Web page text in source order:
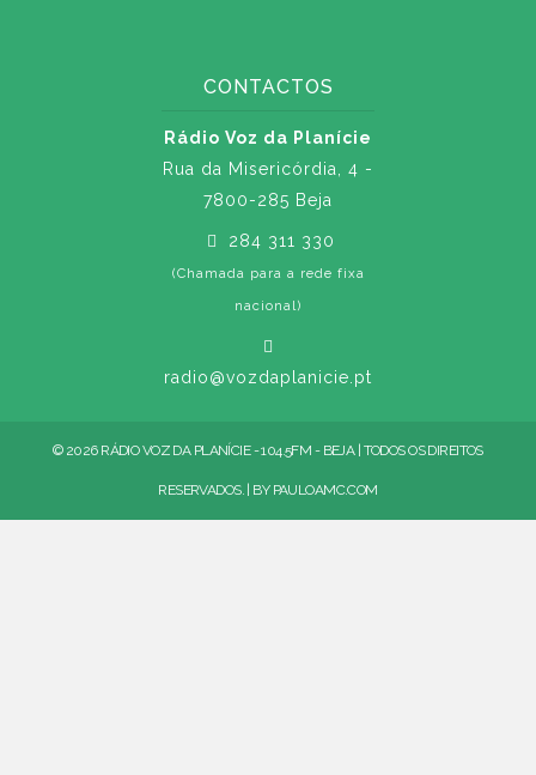
CONTACTOS
Rádio Voz da Planície
Rua da Misericórdia, 4 -
7800-285 Beja
284 311 330
(Chamada para a rede fixa
nacional)
radio@vozdaplanicie.pt
© 2026 RÁDIO VOZ DA PLANÍCIE - 104.5FM - BEJA | TODOS OS DIREITOS
RESERVADOS. | BY PAULOAMC.COM